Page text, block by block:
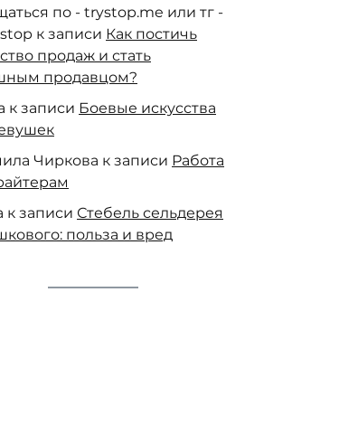
по - trystop.me или тг -
к записи Как постичь
продаж и стать
продавцом?
к записи Боевые искусства
Чиркова к записи Работа
к записи Стебель сельдерея
польза и вред